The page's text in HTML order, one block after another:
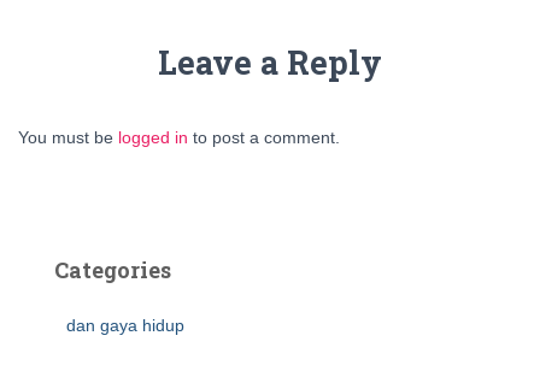
Leave a Reply
You must be logged in to post a comment.
Categories
dan gaya hidup